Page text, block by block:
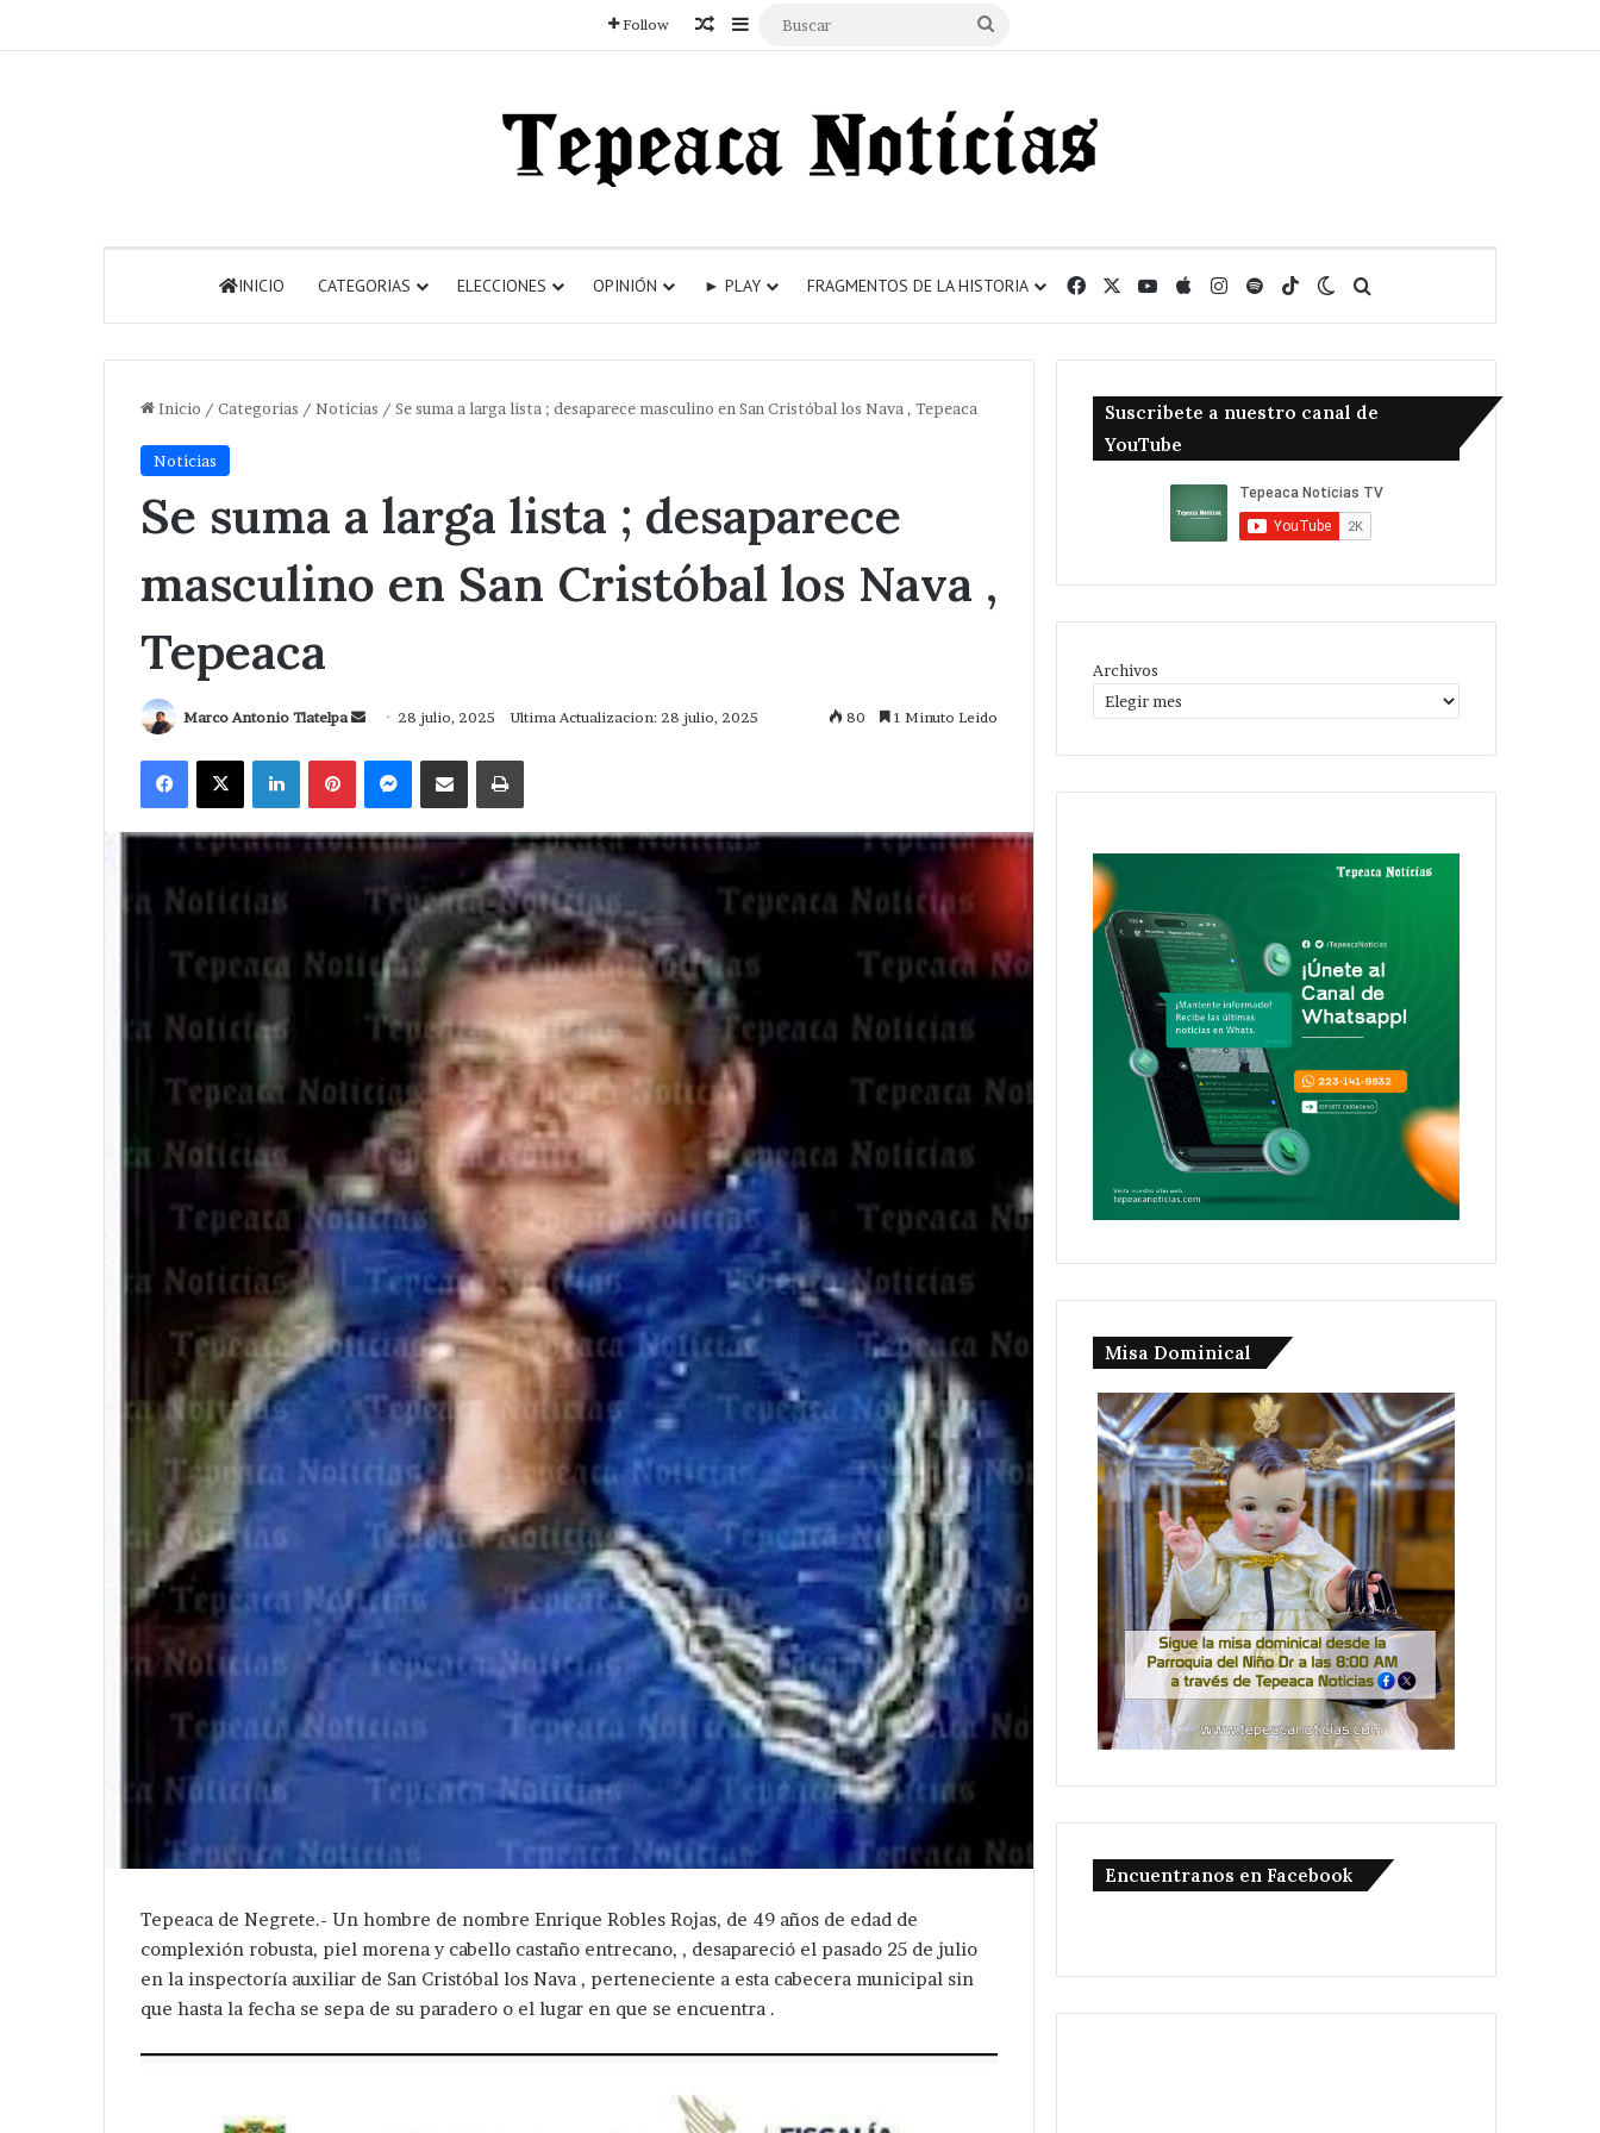
Follow Articulo aleatorio
Sidebar
INICIO CATEGORIAS ELECCIONES OPINIÓN ► PLAY FRAGMENTOS DE LA HISTORIA FacebookYouTube
AppleInstagram
SpotifyTikTokSwitch skin
Inicio / Categorias / Noticias / Se suma a larga lista ; desaparece masculino en San Cristóbal los Nava , Tepeaca
Noticias
Se suma a larga lista ; desaparece
masculino en San Cristóbal los Nava ,
Tepeaca
Marco Antonio Tlatelpa
Send
email
28 julio, 2025 Ultima Actualizacion: 28 julio, 2025 80 1 Minuto Leido
Facebook
X LinkedInPinterestMessengerCompartir via CorreoImprimir
Tepeaca de Negrete.- Un hombre de nombre Enrique Robles Rojas, de 49 años de edad de
complexión robusta, piel morena y cabello castaño entrecano, , desapareció el pasado 25 de julio
en la inspectoría auxiliar de San Cristóbal los Nava , perteneciente a esta cabecera municipal sin
que hasta la fecha se sepa de su paradero o el lugar en que se encuentra .
Suscribete a nuestro canal de
YouTube
Archivos
Misa Dominical
Encuentranos en Facebook